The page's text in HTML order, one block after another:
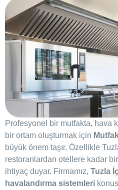
Profesyonel bir mutfakta, hava
bir ortam oluşturmak için
büyük önem taşır. Özellikle
restoranlardan otellere kadar
ihtiyaç duyar. Firmamız, Tuzla
havalandırma sistemleri